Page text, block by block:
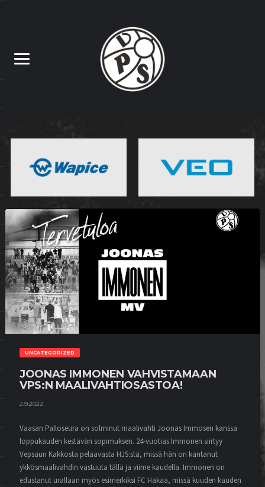
UNCATEGORIZED
JOONAS IMMONEN VAHVISTAMAAN
VPS:N MAALIVAHTIOSASTOA!
2.9.2022
Vaasan Palloseura on solminut maalivahti Joonas Immosen kanssa
loppukauden kestävän sopimuksen. 24-vuotias Immonen siirtyy
Vepsuun Kakkosta pelaavasta HJS:stä, missä hän on kantanut
ykkösmaalivahdin vastuuta tällä ja viime kaudella. Immonen on
edustanut urallaan myös esimerkiksi FC Hakaa, missä kuuden kauden